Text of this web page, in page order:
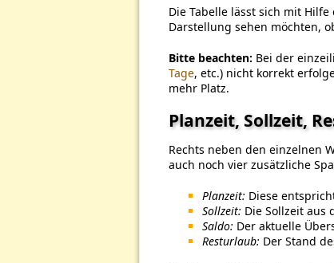
Die Tabelle lässt sich mit
Darstellung sehen möchten,
Bitte beachten: Bei der
Tage, etc.) nicht korrekt
mehr Platz.
Planzeit, Sollzeit,
Rechts neben den einzelnen
auch noch vier zusätzliche
Planzeit: Diese
Sollzeit: Die Sollzeit aus
Saldo: Der aktuelle
Resturlaub: Der Stand